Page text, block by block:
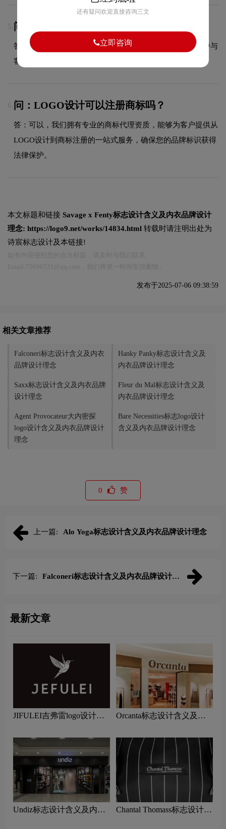
5. 问：LOGO设计包含几次免费修改？
答：具体修改次数依据合同约定执行，我们会在设计过程中与
客户充分沟通，确保最终方案达到满意效果。
6. 问：LOGO设计可以注册商标吗？
答：可以，我们拥有专业的商标代理资质，能够为客户提供从
LOGO设计到商标注册的一站式服务，确保您的品牌标识获得
法律保护。
本文标题和链接 Savage x Fenty标志设计含义及内衣品牌设计
理念: https://logo9.net/works/14834.html 转载时请注明出处为
诗宸标志设计及本链接!
发布于2025-07-06 09:38:59
相关文章推荐
Falconeri标志设计含义及内衣
品牌设计理念
Hanky Panky标志设计含义及
内衣品牌设计理念
Saxx标志设计含义及内衣品牌
设计理念
Fleur du Mal标志设计含义及
内衣品牌设计理念
Agent Provocateur大内密探
logo设计含义及内衣品牌设计
理念
Bare Necessities标志logo设计
含义及内衣品牌设计理念
0 赞
上一篇: Alo Yoga标志设计含义及内衣品牌设计理念
下一篇:
Falconeri标志设计含义及内衣品牌设计理
最新文章
JIFULEI吉弗雷logo设计含
Orcanta标志设计含义及内
Undiz标志设计含义及内衣
Chantal Thomass标志设计含
还有疑问欢迎直接咨询三文
立即咨询